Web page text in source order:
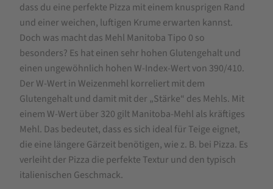
dass du eine perfekte Pizza mit einem knusprigen Rand
und einer weichen, luftigen Krume erwarten kannst.
Doch was macht das Mehl Manitoba Tipo 0 so
besonders? Es hat einen sehr hohen Glutengehalt und
einen ungewöhnlich hohen W-Index-Wert von 390/410.
Der W-Wert in Weizenmehl korreliert mit dem
Glutengehalt und damit mit der „Stärke“ des Mehls. Mit
einem W-Wert über 320 gilt Manitoba-Mehl als kräftiges
Mehl. Das bedeutet, dass es sich ideal für Teige eignet,
die eine längere Gärzeit benötigen, wie z. B. bei Pizza. Es
verleiht der Pizza die perfekte Textur und den typisch
italienischen Geschmack.